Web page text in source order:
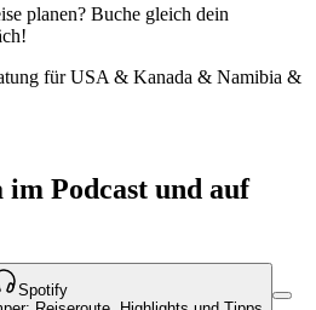
planen? Buche gleich dein
für USA & Kanada & Namibia &
Podcast und auf
Spotify